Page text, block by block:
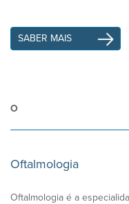
SABER MAIS
O
Oftalmologia
Oftalmologia é a